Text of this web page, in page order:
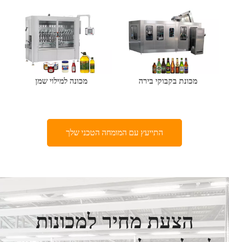
מכונת בקבוקי בירה מכונה למילוי שמן
התייעץ עם המומחה הטכני שלך
הצעת מחיר למכונות